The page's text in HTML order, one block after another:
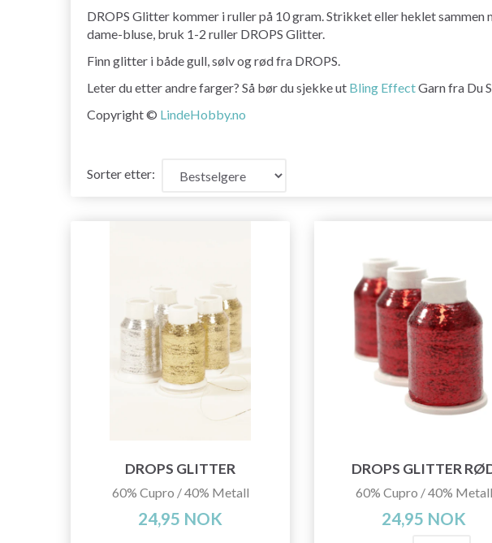
DROPS Glitter kommer i ruller på 10 gram. Strikket eller heklet
dame-bluse, bruk 1-2 ruller DROPS Glitter.
Finn glitter i både gull, sølv og rød fra DROPS.
Leter du etter andre farger? Så bør du sjekke ut Bling EffectGarn fra Du
Copyright © LindeHobby.no
Sorter etter:
DROPS GLITTER
60% Cupro / 40% Metall
24,95 NOK
DROPS GLITTER
60% Cupro / 40% Metall
24,95 NOK